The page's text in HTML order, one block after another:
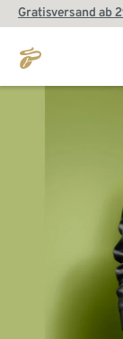
Gratisversand ab